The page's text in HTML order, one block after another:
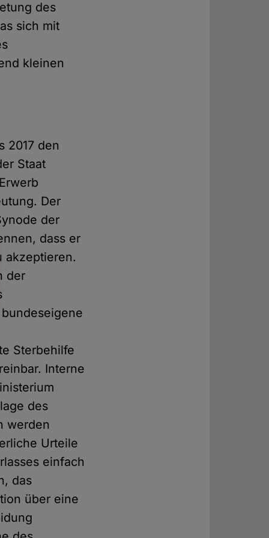
des
sich mit
kleinen
2017 den
Staat
Der
der
dass er
akzeptieren.
der
Sterbehilfe
Interne
des
werden
Urteile
einfach
das
über eine